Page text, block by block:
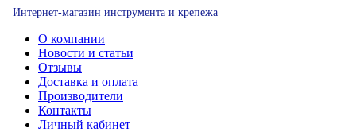
Интернет-магазин инструмента и крепежа
О компании
Новости и статьи
Отзывы
Доставка и оплата
Производители
Контакты
Личный кабинет